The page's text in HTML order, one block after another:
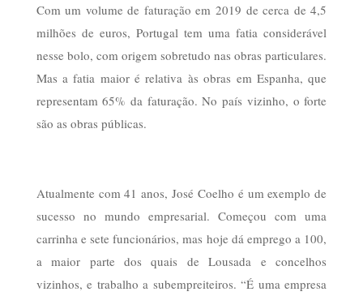
Com um volume de faturação em 2019 de cerca de 4,5
milhões de euros, Portugal tem uma fatia considerável
nesse bolo, com origem sobretudo nas obras particulares.
Mas a fatia maior é relativa às obras em Espanha, que
representam 65% da faturação. No país vizinho, o forte
são as obras públicas.
Atualmente com 41 anos, José Coelho é um exemplo de
sucesso no mundo empresarial. Começou com uma
carrinha e sete funcionários, mas hoje dá emprego a 100,
a maior parte dos quais de Lousada e concelhos
vizinhos, e trabalho a subempreiteiros. “É uma empresa